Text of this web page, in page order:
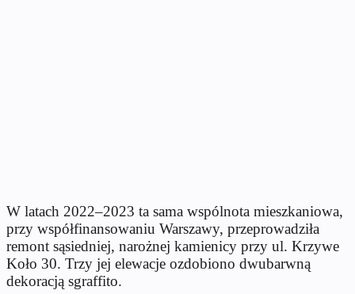
W latach 2022–2023 ta sama wspólnota mieszkaniowa,
przy współfinansowaniu Warszawy, przeprowadziła
remont sąsiedniej, narożnej kamienicy przy ul. Krzywe
Koło 30. Trzy jej elewacje ozdobiono dwubarwną
dekoracją sgraffito.